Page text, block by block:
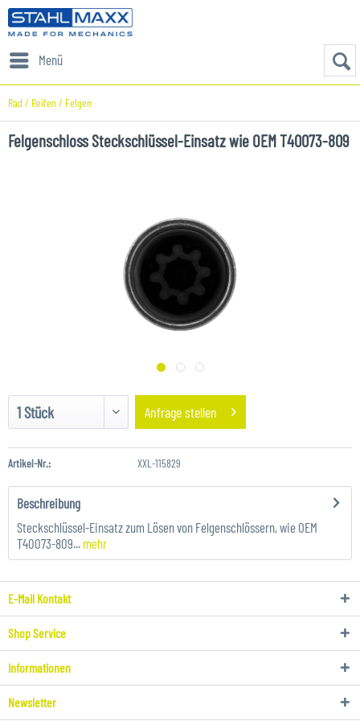
Menü
Rad / Reifen / Felgen
Felgenschloss Steckschlüssel-Einsatz wie OEM T40073-809
Anfrage stellen
Artikel-Nr.: XXL-115829
Beschreibung
Steckschlüssel-Einsatz zum Lösen von Felgenschlössern, wie OEM
T40073-809... mehr
E-Mail Kontakt
Shop Service
Informationen
Newsletter